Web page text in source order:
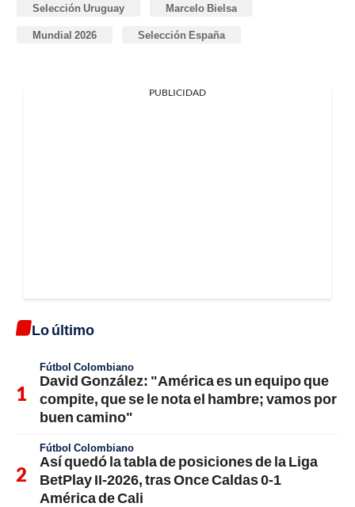
Selección Uruguay Marcelo Bielsa
Mundial 2026 Selección España
PUBLICIDAD
Lo último
Fútbol Colombiano
David González: "América es un equipo que
compite, que se le nota el hambre; vamos por
buen camino"
Fútbol Colombiano
Así quedó la tabla de posiciones de la Liga
BetPlay II-2026, tras Once Caldas 0-1
América de Cali